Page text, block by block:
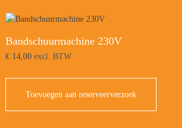
Bandschuurmachine 230V
€14,00excl. BTW
Toevoegen aan reserveerverzoek